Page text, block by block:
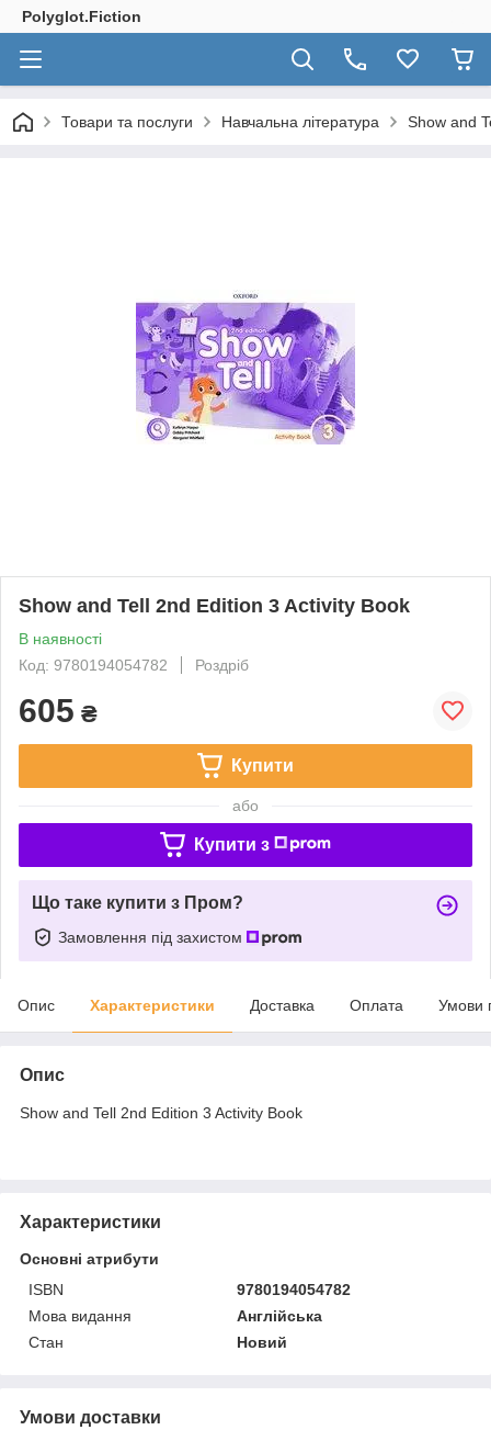
Polyglot.Fiction
Товари та послуги Навчальна література Show and
Show and Tell 2nd Edition 3 Activity Book
В наявності
Код: 9780194054782
Роздріб
605 ₴
Купити
або
Купити з
Що таке купити з Пром?
Замовлення під захистом
Опис Характеристики Доставка Оплата Умови
Опис
Show and Tell 2nd Edition 3 Activity Book
Характеристики
Основні атрибути
ISBN
9780194054782
Мова видання
Англійська
Стан
Новий
Умови доставки